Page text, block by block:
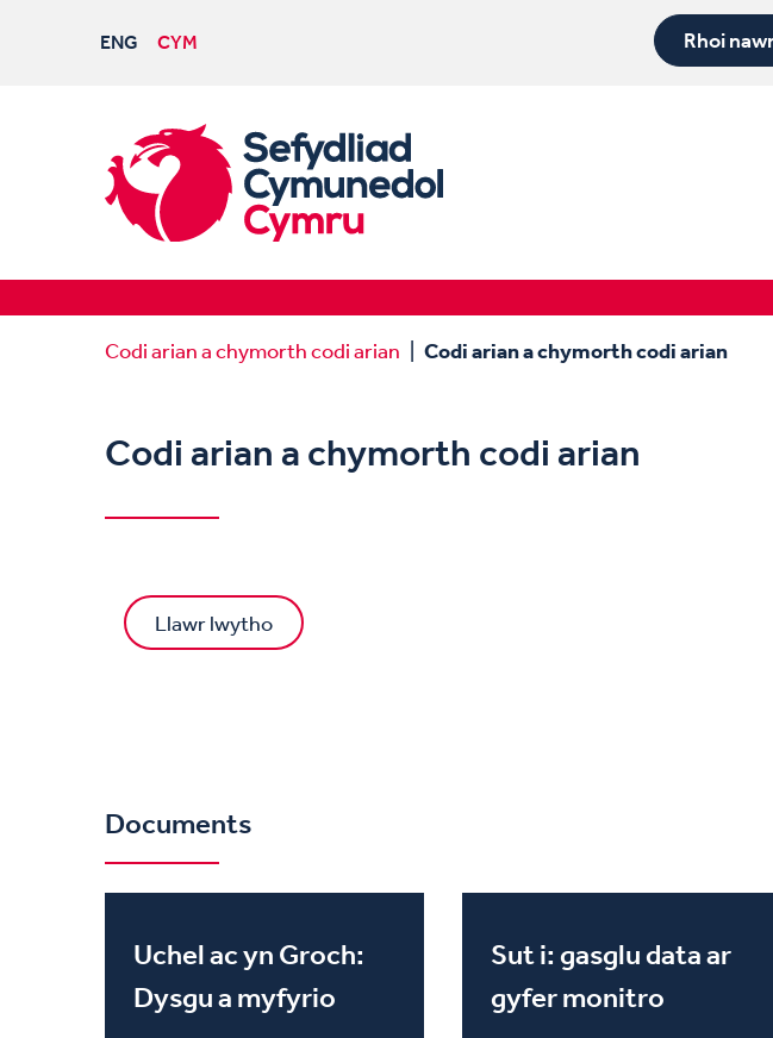
ENG CYM Rhoi
Codi arian a chymorth codi arian Codi arian a chymorth codi arian
Codi arian a chymorth codi arian
Llawr lwytho
Documents
Uchel ac yn Groch:
Dysgu a myfyrio
Sut i: gasglu data ar
gyfer monitro